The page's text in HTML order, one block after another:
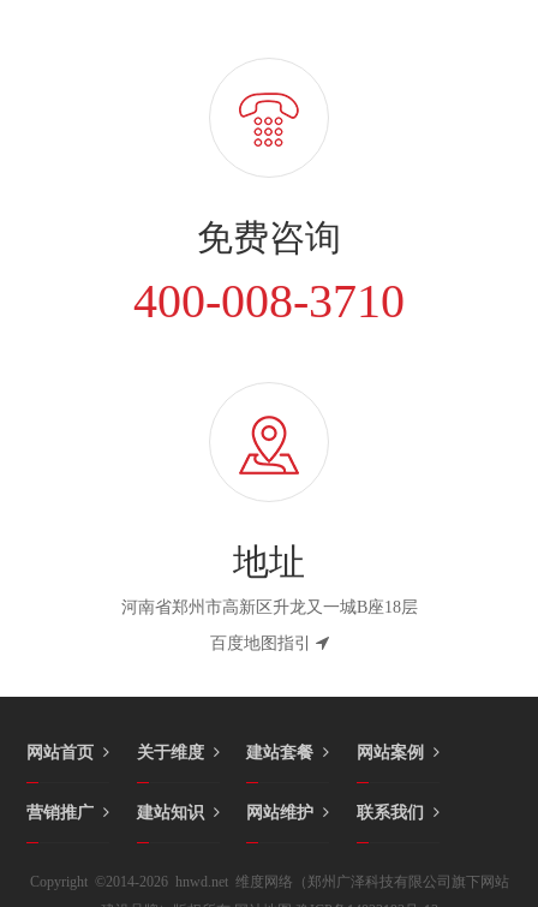
免费咨询
400-008-3710
地址
河南省郑州市高新区升龙又一城B座18层
百度地图指引
网站首页 关于维度 建站套餐 网站案例
营销推广 建站知识 网站维护 联系我们
Copyright ©2014-2026 hnwd.net 维度网络（郑州广泽科技有限公司旗下网站